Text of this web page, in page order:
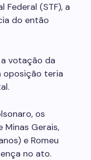
Federal (STF), a
do então
votação da
oposição teria
os
Minas Gerais,
e Romeu
no ato.